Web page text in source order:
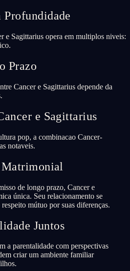
Profundidade
e Sagittarius opera em multiplos niveis:
Prazo
Cancer e Sagittarius depende da
e Sagittarius
pop, a combinacao Cancer-
notaveis.
de longo prazo, Cancer e
única. Seu relacionamento se
mútuo por suas diferenças.
Juntos
a parentalidade com perspectivas
criar um ambiente familiar